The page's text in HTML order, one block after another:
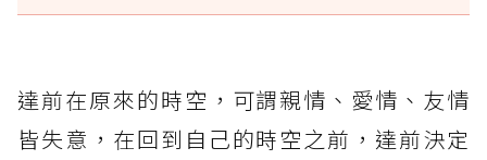
達前在原來的時空，可謂親情、愛情、友情
皆失意，在回到自己的時空之前，達前決定